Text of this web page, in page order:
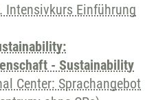
Intensivkurs Einführung
- Sustainability
Center: Sprachangebot